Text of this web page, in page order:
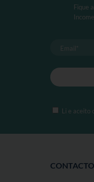
Fique
Li e aceito